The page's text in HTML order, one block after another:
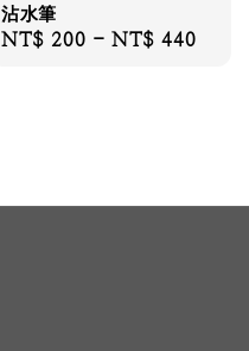
沾水筆
Regular
NT$ 200 -NT$ 440